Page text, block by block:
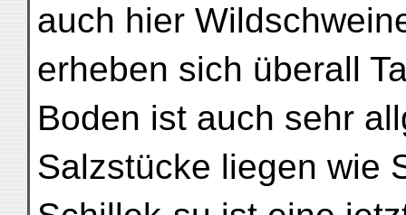
auch hier
erheben sich überall
Boden ist auch sehr
Salzstücke liegen wie